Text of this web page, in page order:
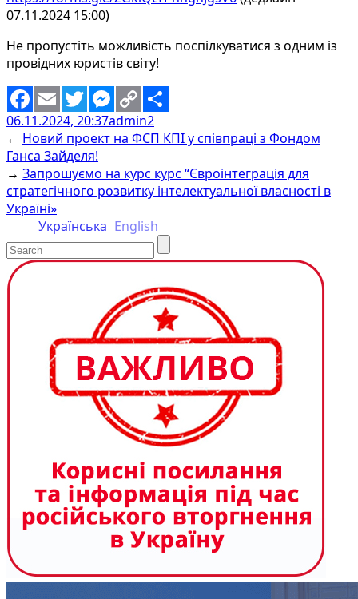
07.11.2024 15:00)
Не пропустіть можливість поспілкуватися з одним із
провідних юристів світу!
Facebook
EmailTwitterMessenger
Copy
Link
Share
06.11.2024, 20:37admin2
← Новий проект на ФСП КПІ у співпраці з Фондом
Ганса Зайделя!
→ Запрошуємо на курс курс “Євроінтеграція для
стратегічного розвитку інтелектуальної власності в
Україні»
Українська English